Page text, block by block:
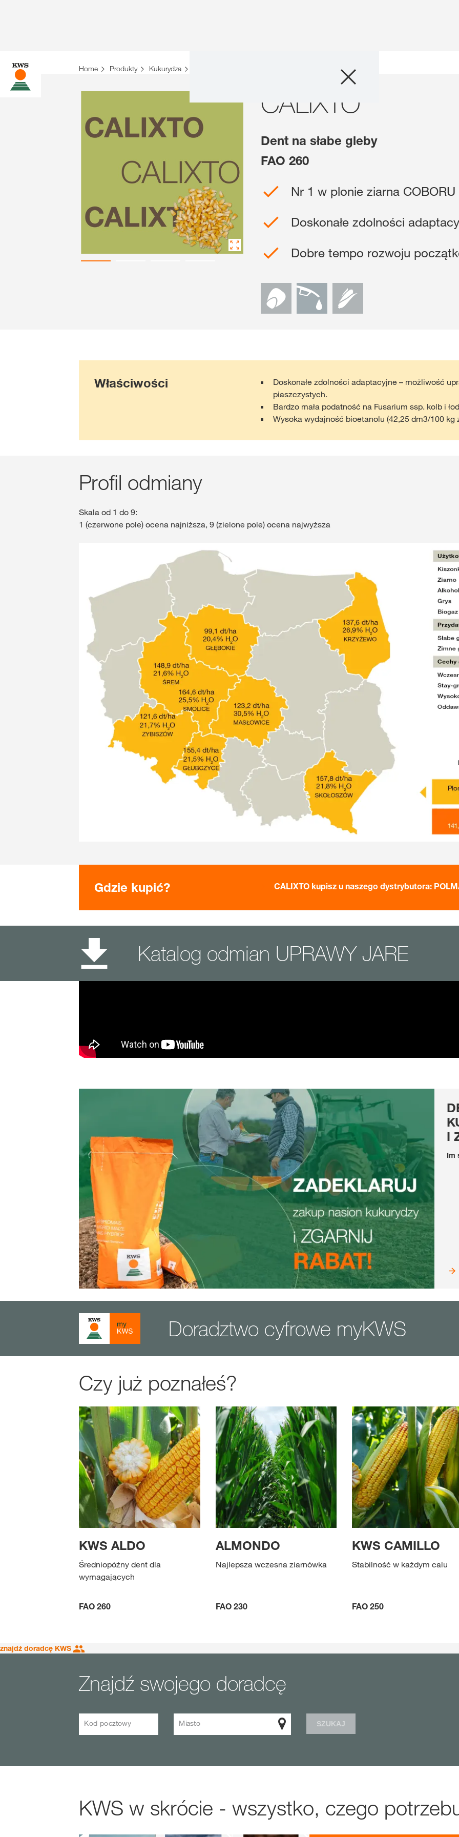
myKWS
O nas
Gdzie kupić?
Grupy KWS
Home Produkty Kukurydza
CALIXTO
Dent na słabe gleby
FAO 260
Nr 1 w plonie ziarna
Doskonałe zdolności
Dobre tempo rozwoju
Właściwości
Doskonałe zdolności adaptacyjne – możliwość
piaszczystych.
Bardzo mała podatność na Fusarium ssp. kolb i
Wysoka wydajność bioetanolu (42,25 dm3/100 kg
Profil odmiany
Skala od 1 do 9:
1 (czerwone pole) ocena najniższa, 9 (zielone pole) ocena najwyższa
Gdzie kupić? CALIXTO kupisz u naszego dystrybutora:
Katalog odmian UPRAWY JARE
I
Im
Doradztwo cyfrowe myKWS
Czy już poznałeś?
KWS ALDO
Średniopóźny dent dla
wymagających
FAO 260
ALMONDO
Najlepsza wczesna ziarnówka
FAO 230
KWS CAMILLO
Stabilność w każdym calu
FAO 250
znajdź doradcę KWS
Znajdź swojego doradcę
Kod pocztowy Miasto SZUKAJ
KWS w skrócie - wszystko, czego